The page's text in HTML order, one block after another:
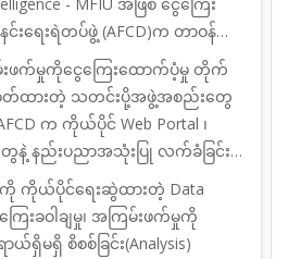
- MFIU အဖြစ် ငွေကြေး
င်းရေးရဲတပ်ဖွဲ့ (AFCD)က တာဝန်
မ်းဖက်မှုကိုငွေကြေးထောက်ပံ့မှု တိုက်
ထားတဲ့ သတင်းပို့အဖွဲ့အစည်းတွေ
က ကိုယ်ပိုင် Web Portal ၊
ေနဲ့ နည်းပညာအသုံးပြု လက်ခံခြင်း
ကိုယ်ပိုင်ရေးဆွဲထားတဲ့ Data
ြေးခဝါချမှု၊ အကြမ်းဖက်မှုကို
ရှိမရှိ စိစစ်ခြင်း(Analysis)